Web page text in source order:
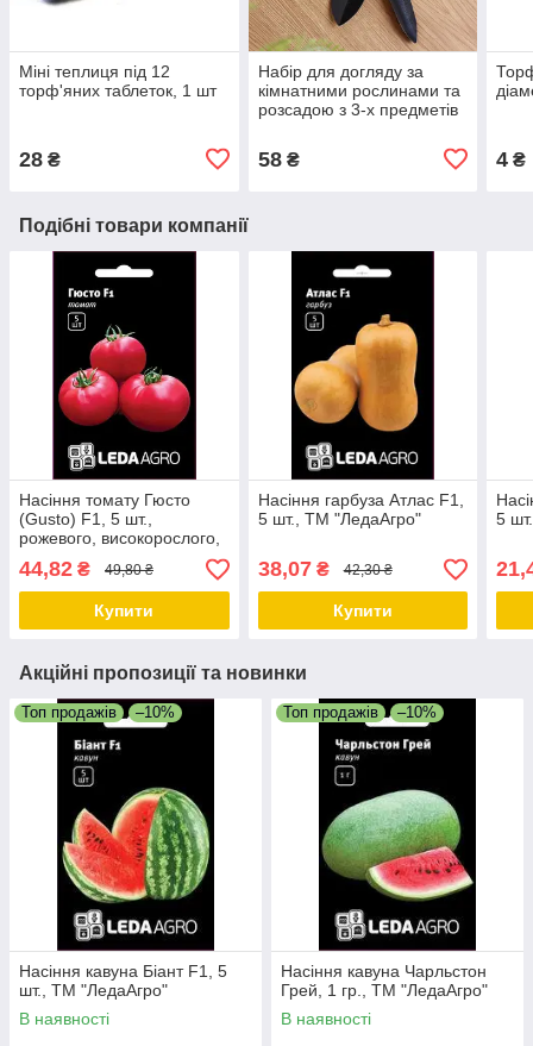
Міні теплиця під 12
торф'яних таблеток, 1 шт
28 ₴
Набір для догляду за
кімнатними рослинами та
розсадою з 3-х предметів
58₴ 4 ₴
Подібні товари компанії
Насіння томату Гюсто
(Gusto) F1, 5 шт.,
рожевого, високорослого,
ТМ "ЛедаАгро"
44,82 ₴ 49,80 ₴
Купити
Насіння гарбуза Атлас F1,
5 шт., ТМ "ЛедаАгро"
38,07₴ 42,30 ₴
Купити
5
Акційні пропозиції та новинки
Топ продажів –10%
Насіння кавуна Біант F1, 5
шт., ТМ "ЛедаАгро"
В наявності
Топ продажів –10%
Насіння кавуна Чарльстон
Грей, 1 гр., ТМ "ЛедаАгро"
В наявності